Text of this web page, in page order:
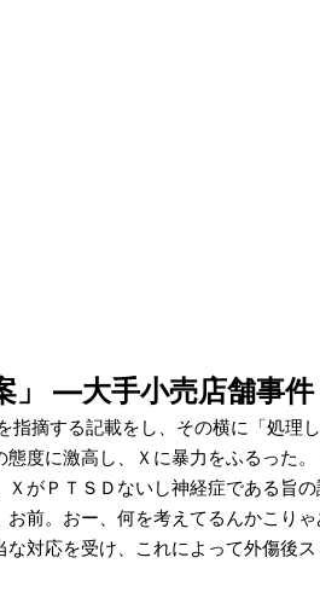
」 ―大手小売店舗事件
摘する記載をし、その横に「処理
度に激高し、Ｘに暴力をふるった
がＰＴＳＤないし神経症である旨
前。おー、何を考えてるんかこり
対応を受け、これによって外傷後